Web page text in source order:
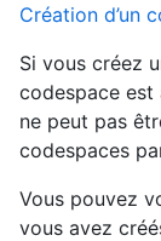
Création d’un
Si vous créez
codespace est
ne peut pas
codespaces
Vous pouvez
vous avez